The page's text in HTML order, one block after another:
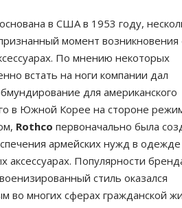
в США в 1953 году,
момент возникновения
По мнению некоторых
встать на ноги компании дал
для американского
в Южной Корее на стороне
Rothco первоначально была
армейских нужд в
аксессуарах. Популярности
стиль оказался
во многих сферах гражданской